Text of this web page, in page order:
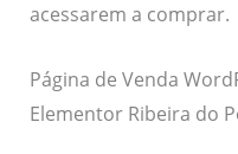
acessarem a comprar.
Página de Venda
Elementor Ribeira do